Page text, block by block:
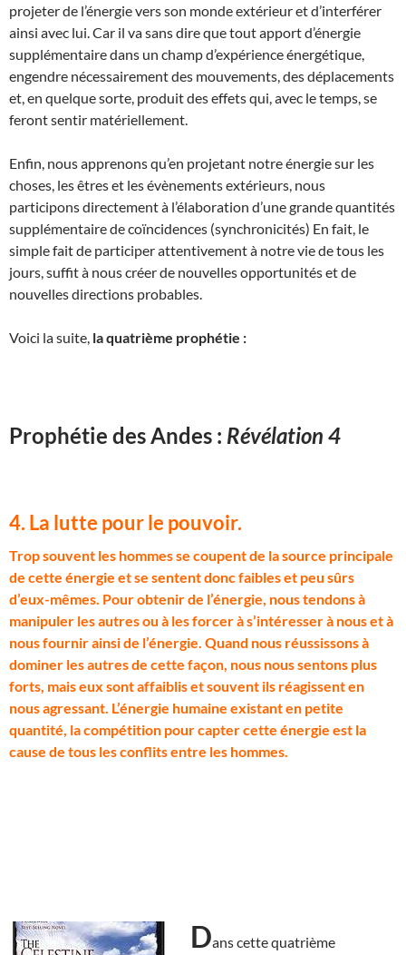
projeter de l’énergie vers son monde extérieur et d’interférer
ainsi avec lui. Car il va sans dire que tout apport d’énergie
supplémentaire dans un champ d’expérience énergétique,
engendre nécessairement des mouvements, des déplacements
et, en quelque sorte, produit des effets qui, avec le temps, se
feront sentir matériellement.
Enfin, nous apprenons qu’en projetant notre énergie sur les
choses, les êtres et les évènements extérieurs, nous
participons directement à l’élaboration d’une grande quantités
supplémentaire de coïncidences (synchronicités) En fait, le
simple fait de participer attentivement à notre vie de tous les
jours, suffit à nous créer de nouvelles opportunités et de
nouvelles directions probables.
Voici la suite, la quatrième prophétie :
Prophétie des Andes : Révélation 4
4. La lutte pour le pouvoir.
Trop souvent les hommes se coupent de la source principale
de cette énergie et se sentent donc faibles et peu sûrs
d’eux-mêmes. Pour obtenir de l’énergie, nous tendons à
manipuler les autres ou à les forcer à s’intéresser à nous et à
nous fournir ainsi de l’énergie. Quand nous réussissons à
dominer les autres de cette façon, nous nous sentons plus
forts, mais eux sont affaiblis et souvent ils réagissent en
nous agressant. L’énergie humaine existant en petite
quantité, la compétition pour capter cette énergie est la
cause de tous les conflits entre les hommes.
Dans cette quatrième